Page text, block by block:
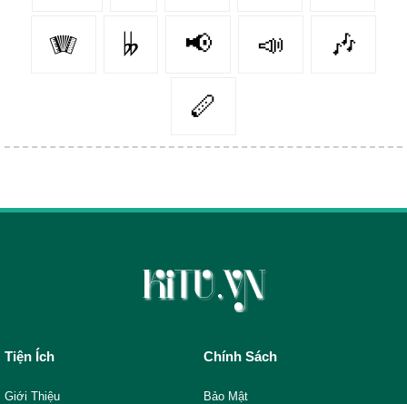
🪗 𝄫 📢 📣 🎶
🪈
Tiện Ích
Giới Thiệu
Chính Sách
Bảo Mật